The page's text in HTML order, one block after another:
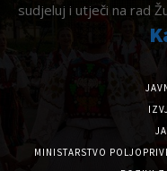
sudjeluj i utječi na rad
MINISTARSTVO